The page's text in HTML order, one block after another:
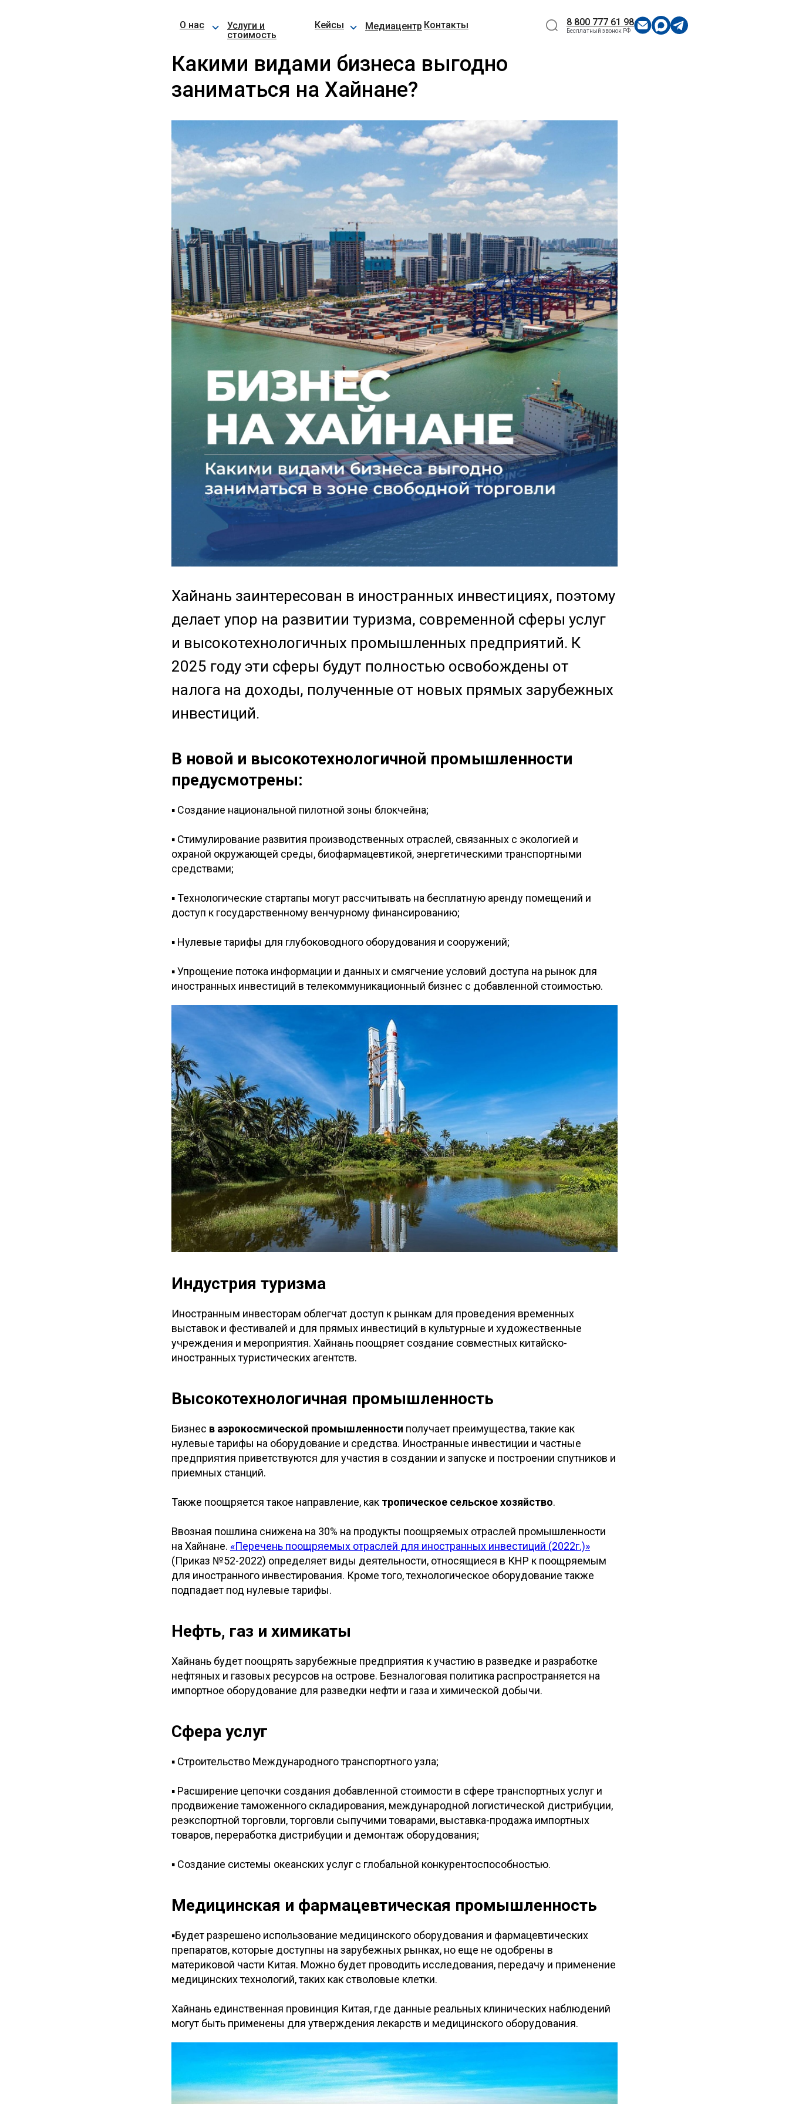
О нас
Услуги и
стоимость
⌵ Кейсы Медиацентр
⌵ Контакты 8 800 777 61 98
Бесплатный звонок РФ
Какими видами бизнеса выгодно
заниматься на Хайнане?
Хайнань заинтересован в иностранных инвестициях, поэтому
делает упор на развитии туризма, современной сферы услуг
и высокотехнологичных промышленных предприятий. К
2025 году эти сферы будут полностью освобождены от
налога на доходы, полученные от новых прямых зарубежных
инвестиций.
В новой и высокотехнологичной промышленности
предусмотрены:
▪ Создание национальной пилотной зоны блокчейна;
▪ Стимулирование развития производственных отраслей, связанных с экологией и
охраной окружающей среды, биофармацевтикой, энергетическими транспортными
средствами;
▪ Технологические стартапы могут рассчитывать на бесплатную аренду помещений и
доступ к государственному венчурному финансированию;
▪ Нулевые тарифы для глубоководного оборудования и сооружений;
▪ Упрощение потока информации и данных и смягчение условий доступа на рынок для
иностранных инвестиций в телекоммуникационный бизнес с добавленной стоимостью.
Индустрия туризма
Иностранным инвесторам облегчат доступ к рынкам для проведения временных
выставок и фестивалей и для прямых инвестиций в культурные и художественные
учреждения и мероприятия. Хайнань поощряет создание совместных китайско-
иностранных туристических агентств.
Высокотехнологичная промышленность
Бизнес в аэрокосмической промышленности получает преимущества, такие как
нулевые тарифы на оборудование и средства. Иностранные инвестиции и частные
предприятия приветствуются для участия в создании и запуске и построении спутников и
приемных станций.
Также поощряется такое направление, как тропическое сельское хозяйство.
Ввозная пошлина снижена на 30% на продукты поощряемых отраслей промышленности
на Хайнане. «Перечень поощряемых отраслей для иностранных инвестиций (2022г.)»
(Приказ №52-2022) определяет виды деятельности, относящиеся в КНР к поощряемым
для иностранного инвестирования. Кроме того, технологическое оборудование также
подпадает под нулевые тарифы.
Нефть, газ и химикаты
Хайнань будет поощрять зарубежные предприятия к участию в разведке и разработке
нефтяных и газовых ресурсов на острове. Безналоговая политика распространяется на
импортное оборудование для разведки нефти и газа и химической добычи.
Сфера услуг
▪ Строительство Международного транспортного узла;
▪ Расширение цепочки создания добавленной стоимости в сфере транспортных услуг и
продвижение таможенного складирования, международной логистической дистрибуции,
реэкспортной торговли, торговли сыпучими товарами, выставка-продажа импортных
товаров, переработка дистрибуции и демонтаж оборудования;
▪ Создание системы океанских услуг с глобальной конкурентоспособностью.
Медицинская и фармацевтическая промышленность
▪Будет разрешено использование медицинского оборудования и фармацевтических
препаратов, которые доступны на зарубежных рынках, но еще не одобрены в
материковой части Китая. Можно будет проводить исследования, передачу и применение
медицинских технологий, таких как стволовые клетки.
Хайнань единственная провинция Китая, где данные реальных клинических наблюдений
могут быть применены для утверждения лекарств и медицинского оборудования.